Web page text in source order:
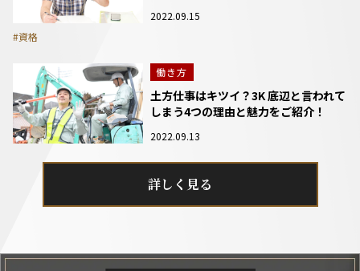
2022.09.15
#資格
働き方
土方仕事はキツイ？3K 底辺と言われて
しまう4つの理由と魅力をご紹介！
2022.09.13
詳しく見る